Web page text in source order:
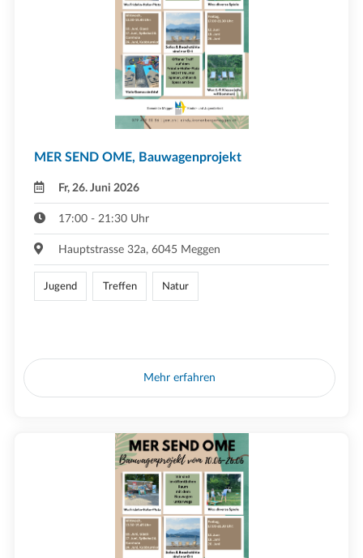
MER SEND OME, Bauwagenprojekt
Fr, 26. Juni 2026
17:00 - 21:30 Uhr
Hauptstrasse 32a, 6045 Meggen
Jugend Treffen Natur
Mehr erfahren